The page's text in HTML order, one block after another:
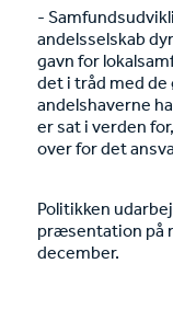
-
andelsselskab
gavn for
det i tråd med
andelshaverne
er sat i verden
over for det
Politikken
præsentation
december.